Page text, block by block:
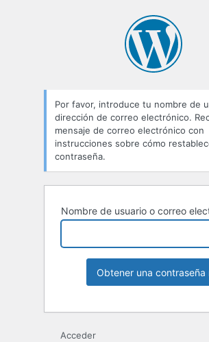
Por favor, introduce tu nombre de
dirección de correo electrónico.
mensaje de correo electrónico con
instrucciones sobre cómo
contraseña.
Nombre de usuario o correo
Acceder